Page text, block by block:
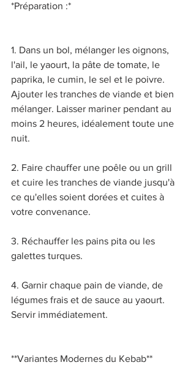
*Préparation :*
1. Dans un bol, mélanger les oignons,
l'ail, le yaourt, la pâte de tomate, le
paprika, le cumin, le sel et le poivre.
Ajouter les tranches de viande et bien
mélanger. Laisser mariner pendant au
moins 2 heures, idéalement toute une
nuit.
2. Faire chauffer une poêle ou un grill
et cuire les tranches de viande jusqu'à
ce qu'elles soient dorées et cuites à
votre convenance.
3. Réchauffer les pains pita ou les
galettes turques.
4. Garnir chaque pain de viande, de
légumes frais et de sauce au yaourt.
Servir immédiatement.
**Variantes Modernes du Kebab**